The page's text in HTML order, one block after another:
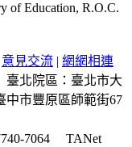
of Education, R.O.C.
意見交流 | 網網相連
臺北院區：臺北市大
中市豐原區師範街67
7064
TANet